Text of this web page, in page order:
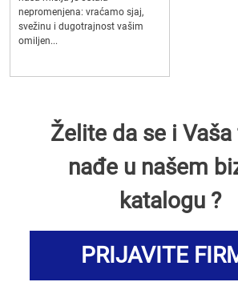
nepromenjena: vraćamo sjaj,
svežinu i dugotrajnost vašim
omiljen...
Želite da se i
nađe u našem
katalogu ?
PRIJAVITE